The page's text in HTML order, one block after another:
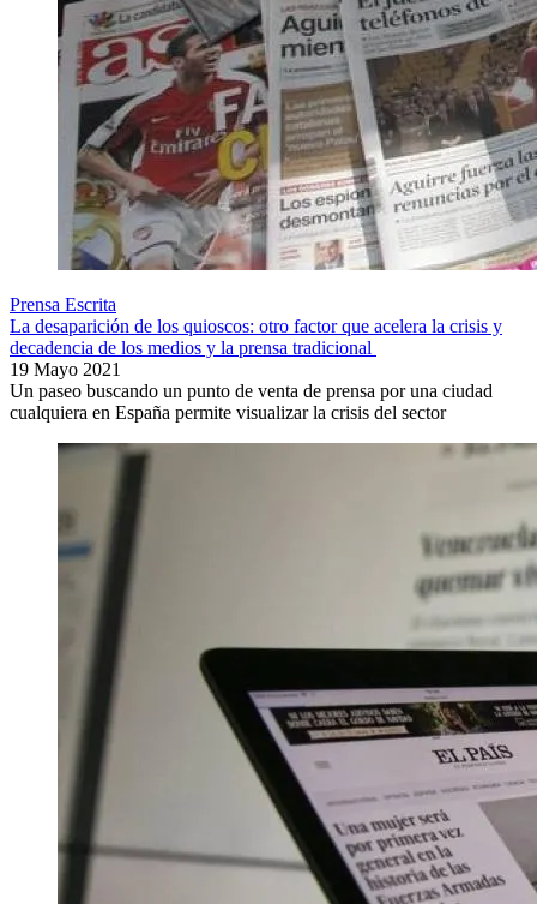
Prensa Escrita
La desaparición de los quioscos: otro factor que acelera la crisis y
decadencia de los medios y la prensa tradicional
19 Mayo 2021
Un paseo buscando un punto de venta de prensa por una ciudad
cualquiera en España permite visualizar la crisis del sector